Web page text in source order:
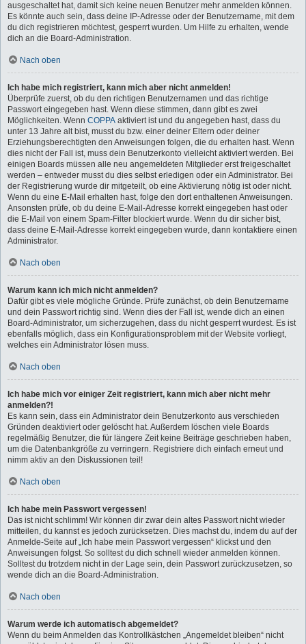
ausgeschaltet hat, damit sich keine neuen Benutzer mehr anmelden können.
Es könnte auch sein, dass deine IP-Adresse oder der Benutzername, mit dem
du dich registrieren möchtest, gesperrt wurden. Um Hilfe zu erhalten, wende
dich an die Board-Administration.
Nach oben
Ich habe mich registriert, kann mich aber nicht anmelden!
Überprüfe zuerst, ob du den richtigen Benutzernamen und das richtige
Passwort eingegeben hast. Wenn diese stimmen, dann gibt es zwei
Möglichkeiten. Wenn COPPA aktiviert ist und du angegeben hast, dass du
unter 13 Jahre alt bist, musst du bzw. einer deiner Eltern oder deiner
Erziehungsberechtigten den Anweisungen folgen, die du erhalten hast. Wenn
dies nicht der Fall ist, muss dein Benutzerkonto vielleicht aktiviert werden. Bei
einigen Boards müssen alle neu angemeldeten Mitglieder erst freigeschaltet
werden – entweder musst du dies selbst erledigen oder ein Administrator. Bei
der Registrierung wurde dir mitgeteilt, ob eine Aktivierung nötig ist oder nicht.
Wenn du eine E-Mail erhalten hast, folge den dort enthaltenen Anweisungen.
Ansonsten prüfe, ob du deine E-Mail-Adresse korrekt eingegeben hast oder
die E-Mail von einem Spam-Filter blockiert wurde. Wenn du dir sicher bist,
dass deine E-Mail-Adresse korrekt eingegeben wurde, dann kontaktiere einen
Administrator.
Nach oben
Warum kann ich mich nicht anmelden?
Dafür gibt es viele mögliche Gründe. Prüfe zunächst, ob dein Benutzername
und dein Passwort richtig sind. Wenn dies der Fall ist, wende dich an einen
Board-Administrator, um sicherzugehen, dass du nicht gesperrt wurdest. Es ist
ebenfalls möglich, dass ein Konfigurationsproblem mit der Website vorliegt,
welches ein Administrator lösen muss.
Nach oben
Ich habe mich vor einiger Zeit registriert, kann mich aber nicht mehr
anmelden?!
Es kann sein, dass ein Administrator dein Benutzerkonto aus verschieden
Gründen deaktiviert oder gelöscht hat. Außerdem löschen viele Boards
regelmäßig Benutzer, die für längere Zeit keine Beiträge geschrieben haben,
um die Datenbankgröße zu verringern. Registriere dich einfach erneut und
nimm aktiv an den Diskussionen teil!
Nach oben
Ich habe mein Passwort vergessen!
Das ist nicht schlimm! Wir können dir zwar dein altes Passwort nicht wieder
mitteilen, du kannst es jedoch zurücksetzen. Dies machst du, indem du auf der
Anmelde-Seite auf „Ich habe mein Passwort vergessen“ klickst und den
Anweisungen folgst. So solltest du dich schnell wieder anmelden können.
Solltest du trotzdem nicht in der Lage sein, dein Passwort zurückzusetzen, so
wende dich an die Board-Administration.
Nach oben
Warum werde ich automatisch abgemeldet?
Wenn du beim Anmelden das Kontrollkästchen „Angemeldet bleiben“ nicht